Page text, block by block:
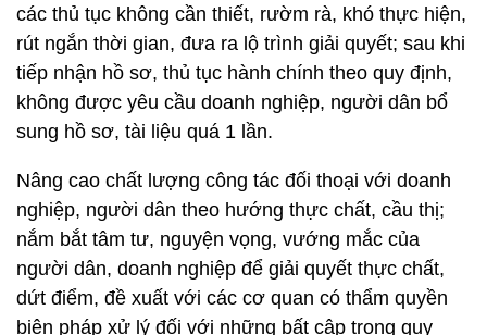
các thủ tục không cần thiết, rườm rà, khó thực hiện,
rút ngắn thời gian, đưa ra lộ trình giải quyết; sau khi
tiếp nhận hồ sơ, thủ tục hành chính theo quy định,
không được yêu cầu doanh nghiệp, người dân bổ
sung hồ sơ, tài liệu quá 1 lần.
Nâng cao chất lượng công tác đối thoại với doanh
nghiệp, người dân theo hướng thực chất, cầu thị;
nắm bắt tâm tư, nguyện vọng, vướng mắc của
người dân, doanh nghiệp để giải quyết thực chất,
dứt điểm, đề xuất với các cơ quan có thẩm quyền
biện pháp xử lý đối với những bất cập trong quy